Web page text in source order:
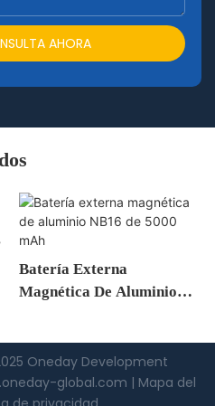
AHORA
Batería Externa
Magnética De Aluminio
Oneday Development
global.com | Mapa del